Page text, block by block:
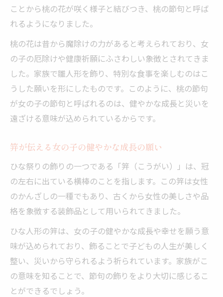
ことから桃の花が咲く様子と結びつき、桃の節句と呼ば
れるようになりました。
桃の花は昔から魔除けの力があると考えられており、女
の子の厄除けや健康祈願にふさわしい象徴とされてきま
した。家族で雛人形を飾り、特別な食事を楽しむのはこ
うした願いを形にしたものです。このように、桃の節句
が女の子の節句と呼ばれるのは、健やかな成長と災いを
遠ざける意味が込められているからです。
笄が伝える女の子の健やかな成長の願い
ひな祭りの飾りの一つである「笄（こうがい）」は、冠
の左右に出ている横棒のことを指します。この笄は女性
のかんざしの一種でもあり、古くから女性の美しさや品
格を象徴する装飾品として用いられてきました。
ひな人形の笄は、女の子の健やかな成長や幸せを願う意
味が込められており、飾ることで子どもの人生が美しく
整い、災いから守られるよう祈られています。家族がこ
の意味を知ることで、節句の飾りをより大切に感じるこ
とができるでしょう。